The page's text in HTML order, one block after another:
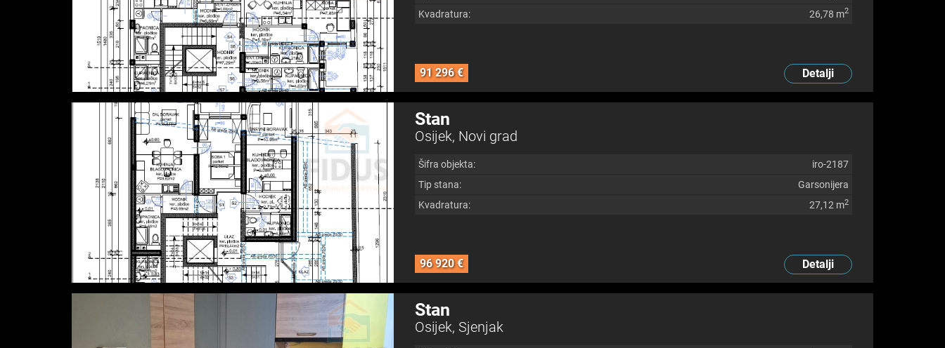
Kvadratura:
26,78 m2
91 296 € Detalji
Stan
Osijek, Novi grad
Šifra objekta:
iro-2187
Tip stana:
Garsonijera
Kvadratura:
27,12 m2
96 920 € Detalji
Stan
Osijek, Sjenjak